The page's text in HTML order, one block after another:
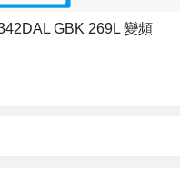
GBK 269L 變頻